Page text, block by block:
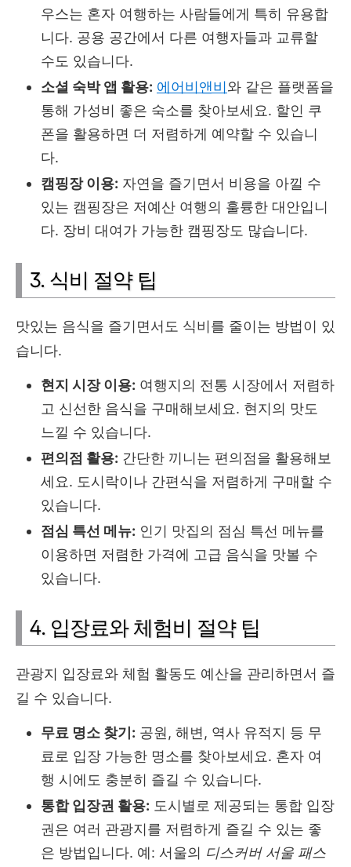
우스는 혼자 여행하는 사람들에게 특히 유용합
니다. 공용 공간에서 다른 여행자들과 교류할
수도 있습니다.
소셜 숙박 앱 활용: 에어비앤비와 같은 플랫폼을
통해 가성비 좋은 숙소를 찾아보세요. 할인 쿠
폰을 활용하면 더 저렴하게 예약할 수 있습니
다.
캠핑장 이용: 자연을 즐기면서 비용을 아낄 수
있는 캠핑장은 저예산 여행의 훌륭한 대안입니
다. 장비 대여가 가능한 캠핑장도 많습니다.
3. 식비 절약 팁
맛있는 음식을 즐기면서도 식비를 줄이는 방법이 있
습니다.
현지 시장 이용: 여행지의 전통 시장에서 저렴하
고 신선한 음식을 구매해보세요. 현지의 맛도
느낄 수 있습니다.
편의점 활용: 간단한 끼니는 편의점을 활용해보
세요. 도시락이나 간편식을 저렴하게 구매할 수
있습니다.
점심 특선 메뉴: 인기 맛집의 점심 특선 메뉴를
이용하면 저렴한 가격에 고급 음식을 맛볼 수
있습니다.
4. 입장료와 체험비 절약 팁
관광지 입장료와 체험 활동도 예산을 관리하면서 즐
길 수 있습니다.
무료 명소 찾기: 공원, 해변, 역사 유적지 등 무
료로 입장 가능한 명소를 찾아보세요. 혼자 여
행 시에도 충분히 즐길 수 있습니다.
통합 입장권 활용: 도시별로 제공되는 통합 입장
권은 여러 관광지를 저렴하게 즐길 수 있는 좋
은 방법입니다. 예: 서울의 디스커버 서울 패스